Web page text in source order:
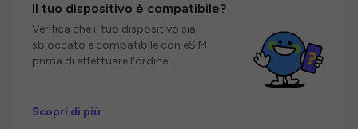
Il tuo dispositivo è compatibile?
Verifica che il tuo dispositivo sia
sbloccato e compatibile con eSIM
prima di effettuare l'ordine.
Scopri di più